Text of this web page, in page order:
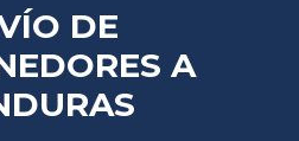
DE
A